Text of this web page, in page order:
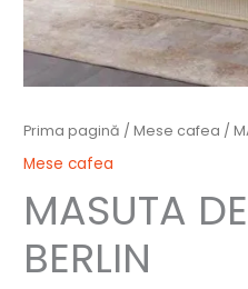
Prima pagină /Mese cafea /
Mese cafea
MASUTA
BERLIN